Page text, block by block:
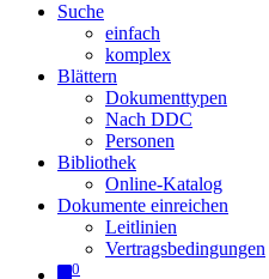
Suche
einfach
komplex
Blättern
Dokumenttypen
Nach DDC
Personen
Bibliothek
Online-Katalog
Dokumente einreichen
Leitlinien
Vertragsbedingungen
0